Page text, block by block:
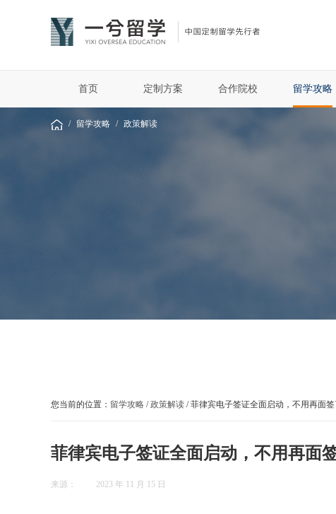
首页 定制方案 合作院校 留学攻略
/ 留学攻略 / 政策解读
您当前的位置： 留学攻略 /政策解读 / 菲律宾电子签证全面启动，不用再面签
菲律宾电子签证全面启动，不用再面
来源： 2023 年 11 月 15 日